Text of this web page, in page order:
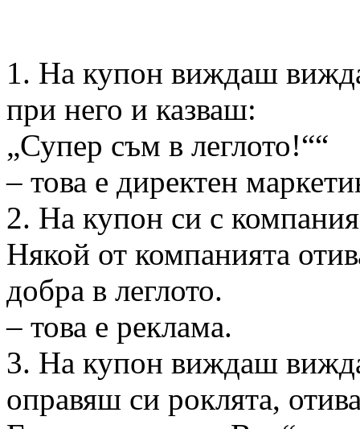
1. На купон виждаш
при него и казваш:
„Супер съм в леглото!““
– това е директен
2. На купон си с
Някой от компанията
добра в леглото.
– това е реклама.
3. На купон виждаш
оправяш си роклята,